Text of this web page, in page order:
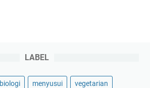
LABEL
biologi menyusui vegetarian